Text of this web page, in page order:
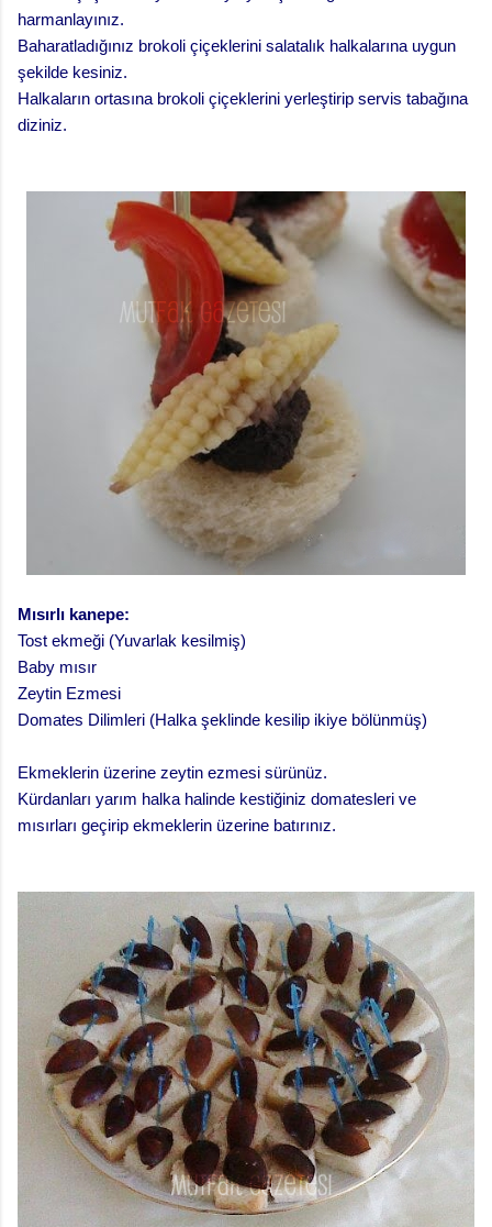
harmanlayınız.
Baharatladığınız brokoli çiçeklerini salatalık halkalarına uygun
şekilde kesiniz.
Halkaların ortasına brokoli çiçeklerini yerleştirip servis tabağına
diziniz.
Mısırlı kanepe:
Tost ekmeği (Yuvarlak kesilmiş)
Baby mısır
Zeytin Ezmesi
Domates Dilimleri (Halka şeklinde kesilip ikiye bölünmüş)
Ekmeklerin üzerine zeytin ezmesi sürünüz.
Kürdanları yarım halka halinde kestiğiniz domatesleri ve
mısırları geçirip ekmeklerin üzerine batırınız.